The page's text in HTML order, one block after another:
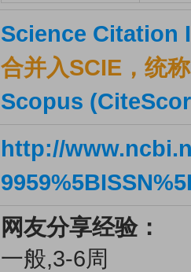
Science Citation
合并入SCIE，统
Scopus
http://
网友分享经验：
一般,3-6周